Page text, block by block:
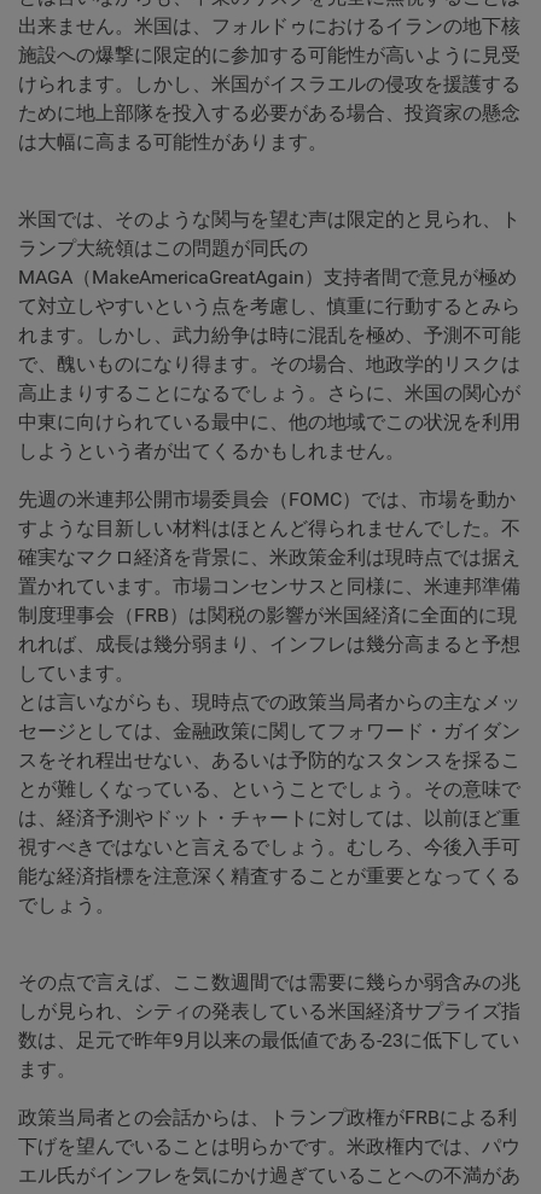
出来ません。米国は、フォルドゥにおけるイランの地下核
施設への爆撃に限定的に参加する可能性が高いように見受
けられます。しかし、米国がイスラエルの侵攻を援護する
ために地上部隊を投入する必要がある場合、投資家の懸念
は大幅に高まる可能性があります。
米国では、そのような関与を望む声は限定的と見られ、ト
ランプ大統領はこの問題が同氏の
MAGA（MakeAmericaGreatAgain）支持者間で意見が極め
て対立しやすいという点を考慮し、慎重に行動するとみら
れます。しかし、武力紛争は時に混乱を極め、予測不可能
で、醜いものになり得ます。その場合、地政学的リスクは
高止まりすることになるでしょう。さらに、米国の関心が
中東に向けられている最中に、他の地域でこの状況を利用
しようという者が出てくるかもしれません。
先週の米連邦公開市場委員会（FOMC）では、市場を動か
すような目新しい材料はほとんど得られませんでした。不
確実なマクロ経済を背景に、米政策金利は現時点では据え
置かれています。市場コンセンサスと同様に、米連邦準備
制度理事会（FRB）は関税の影響が米国経済に全面的に現
れれば、成長は幾分弱まり、インフレは幾分高まると予想
しています。
とは言いながらも、現時点での政策当局者からの主なメッ
セージとしては、金融政策に関してフォワード・ガイダン
スをそれ程出せない、あるいは予防的なスタンスを採るこ
とが難しくなっている、ということでしょう。その意味で
は、経済予測やドット・チャートに対しては、以前ほど重
視すべきではないと言えるでしょう。むしろ、今後入手可
能な経済指標を注意深く精査することが重要となってくる
でしょう。
その点で言えば、ここ数週間では需要に幾らか弱含みの兆
しが見られ、シティの発表している米国経済サプライズ指
数は、足元で昨年9月以来の最低値である-23に低下してい
ます。
政策当局者との会話からは、トランプ政権がFRBによる利
下げを望んでいることは明らかです。米政権内では、パウ
エル氏がインフレを気にかけ過ぎていることへの不満があ